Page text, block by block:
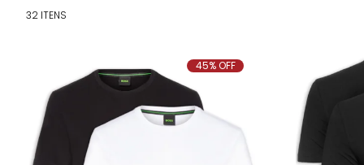
32 ITENS
45% OFF